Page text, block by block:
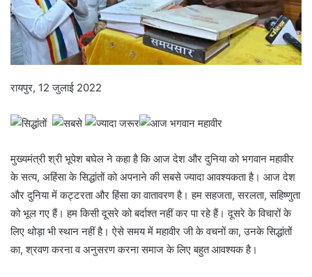
रायपुर, 12 जुलाई 2022
मुख्यमंत्री श्री भूपेश बघेल ने कहा है कि आज देश और दुनिया को भगवान महावीर
के सत्य, अहिंसा के सिद्धांतों को अपनाने की सबसे ज्यादा आवश्यकता है। आज देश
और दुनिया में कट्टरता और हिंसा का वातावरण है। हम सहजता, सरलता, सहिष्णुता
को भूल गए हैं। हम किसी दूसरे को बर्दाश्त नहीं कर पा रहे हैं। दूसरे के विचारों के
लिए थोड़ा भी स्थान नहीं है। ऐसे समय में महावीर जी के वचनों का, उनके सिद्धांतों
का, श्रवण करना व अनुसरण करना समाज के लिए बहुत आवश्यक है।